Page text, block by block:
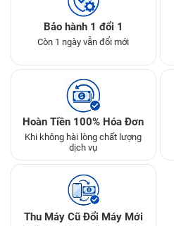
Bảo hành 1 đổi 1
Còn 1 ngày vẫn đổi mới
Hoàn Tiền 100% Hóa Đơn
Khi không hài lòng chất lượng
dịch vụ
Thu Máy Cũ Đổi Máy Mới